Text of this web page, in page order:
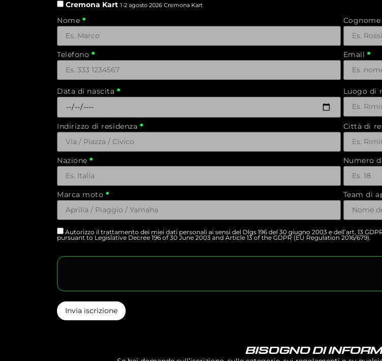
Cremona Kart 1-2 agosto 2026 Cremona Kart
Nome Cognome
Telefono Email
Data di nascita Luogo di
Indirizzo di residenza Città di
Nazione Numero
Marca moto Team di
Autorizzo il trattamento dei miei dati personali ai sensi del Dlgs 196 del 30 giugno 2003 e dell’art. 13
pursuant to Legislative Decree 196 of 30 June 2003 and Article 13 of the GDPR (EU Regulation 2016/679).
Invia iscrizione
BISOGNO DI